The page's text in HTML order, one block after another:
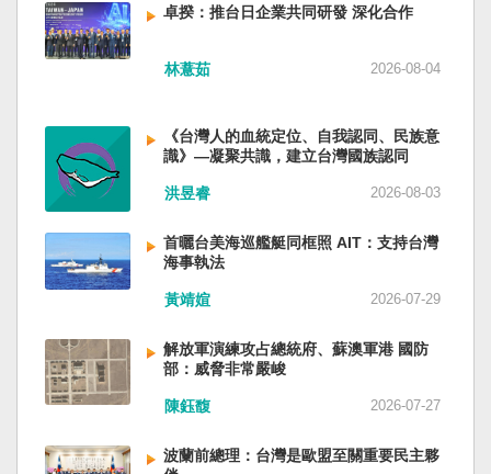
委鍾紹軍等。 黨政系統部分，前廣西政府主席藍
天立、前內蒙古政府主席王莉霞、前中國證監會
主席易會滿、前內蒙古黨委書記孫紹騁、前浙江
信部部長金壯龍、前中央軍民融合辦常務副主任
雷凡培，都是被不正常免職。 最新的河北黨書記
倪岳峰「另有任用」，應該是與德國之聲與紐約
時報披露張家口對海外人士動態控制平台被登錄
有關。 這些大清洗是反映習近平的穩定還是不
安？ （作者林保華為資深時事評論員）
語，一如新加坡留下英文，本土原有的福佬話、
客家話、原住民各族語也不會被壓迫。 如果一九
四五年八一五台灣獨立了，台灣早已是聯合國會
員國，也不至於迄今仍以國體不明的身分爭取加
爭。當然也沒有以反共為名、行專政之實的卅八
年戒嚴讓許多政治受難者的母親長期在黑夜哭
泣。 如果一九四五年八一五台灣獨立了，台灣早
已民主化，不必有長期戒嚴體制的壓迫，也沒有
群落留下來的遺民問題。漢字文化圈的國家台灣
會傳承更多日本留下來的風貌，如果吸引中國人
來台也是中國僑民或台灣新住民、新國民，而不
了，台灣早就是一個小而美的民主國家，不必在
國民養成過程的教育被教導成一個虛構的大國，
也不會有見證二二八事件的美國副領事葛超智
萬六千多平方公里的美麗島嶼群落，中央山脈南
北相連，四面海域環抱，是島嶼國度不是大陸國
樣位於地震頻繁區域的台灣，防災工作不能只關
注災害發生後如何救援，更要思考受災者如何在
避難期間獲得安全且有尊嚴的生活。 台灣多年來
累積不少災害應變經驗，但每當重大災害發生，
者，即使面臨撤離要求，也不願離開自己的家
園，讓第一線執行撤離工作的公務人員承受壓
力。 表面上看，這似乎是防災意識不足；但更深
層的問題是，我們是否建立了一套讓人民願意避
只是住所，更是多年生活累積的情感依靠。離開
熟悉環境，本身就是重大心理挑戰。如果避難場
所只是學校體育館或公共禮堂，提供基本收容功
活便利性，民眾自然可能對撤離有所抗拒。 因
此，現代防災不能只是「把人帶離危險區域」，
而要建立讓人民相信「離開家後仍能受到妥善照
障礙者等需求，包括降溫設備、電力備援、醫療
支援與基本生活品質。 在重大災害應變中，台灣
卓揆：推台日企業共同研發 深化合作
林薏茹 2026-08-04
《台灣人的血統定位、自我認同、民族意
識》—凝聚共識，建立台灣國族認同
洪昱睿 2026-08-03
首曬台美海巡艦艇同框照 AIT：支持台灣
海事執法
黃靖媗 2026-07-29
解放軍演練攻占總統府、蘇澳軍港 國防
部：威脅非常嚴峻
陳鈺馥 2026-07-27
波蘭前總理：台灣是歐盟至關重要民主夥